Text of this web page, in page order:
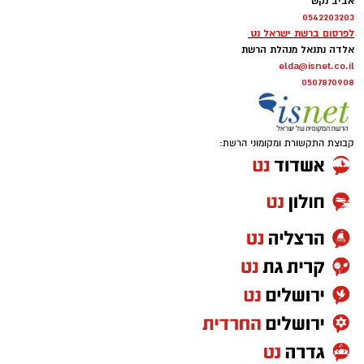
וזה המצטרף הטרי לבחירות בכנסת שיוותר על
המקום במועצת העיר רמת גן
הצטרפו לקבוצת החדשות השקטה של רמת גן נט ב-
WhatsApp כל החדשות לחצו כאן
עבאס. בדבריו קשר בונצל את המהלך לוויכוח
הרחב בישראל סביב מקומה של רע"ם במערכת
שלא להכשיר, לדבריו, שיתוף פעולה פוליטי עם
המפלגה.